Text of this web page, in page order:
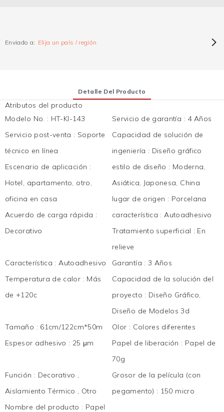
Enviado a: Elija un país / región
Detalle Del Producto
Atributos del producto
Modelo No. : HT-KI-143 Servicio de garantía : 4 Años
Servicio post-venta : Soporte
técnico en línea
Capacidad de solución de
ingeniería : Diseño gráfico
Escenario de aplicación :
Hotel, apartamento, otro,
oficina en casa
estilo de diseño : Moderna,
Asiática, Japonesa, China
lugar de origen : Porcelana
Acuerdo de carga rápida :
Decorativo
característica :Autoadhesivo
Tratamiento superficial : En
relieve
Característica :Autoadhesivo Garantía : 3 Años
Temperatura de calor : Más
de +120c
Capacidad de la solución del
proyecto : Diseño Gráfico,
Diseño de Modelos 3d
Tamaño : 61cm/122cm*50m Olor : Colores diferentes
Espesor adhesivo : 25 μm Papel de liberación : Papel de
70g
Función : Decorativo ,
Aislamiento Térmico , Otro
Grosor de la película (con
pegamento) : 150 micro
Nombre del producto : Papel